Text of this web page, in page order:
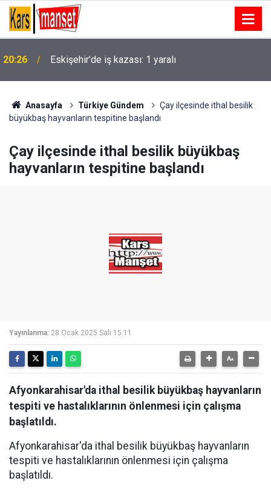
20:26
Eskişehir’de iş kazası: 1 yaralı
20:26
İş Bankası Grubu üst yönetiminde görev değişimi
Anasayfa Türkiye Gündem
Çay ilçesinde ithal besilik
büyükbaş hayvanların tespitine başlandı
Çay ilçesinde ithal besilik büyükbaş
hayvanların tespitine başlandı
Yayınlanma: 28 Ocak 2025 Salı 15:11
Afyonkarahisar'da ithal besilik büyükbaş hayvanların
tespiti ve hastalıklarının önlenmesi için çalışma
başlatıldı.
Afyonkarahisar'da ithal besilik büyükbaş hayvanların
tespiti ve hastalıklarının önlenmesi için çalışma
başlatıldı.